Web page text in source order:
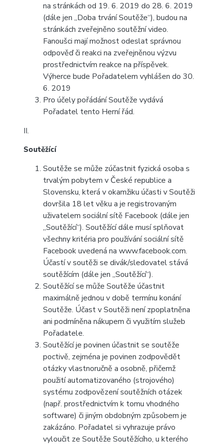
na stránkách od 19. 6. 2019 do 28. 6. 2019
(dále jen „Doba trvání Soutěže“), budou na
stránkách zveřejněno soutěžní video.
Fanoušci mají možnost odeslat správnou
odpověď či reakci na zveřejněnou výzvu
prostřednictvím reakce na příspěvek.
Výherce bude Pořadatelem vyhlášen do 30.
6. 2019
Pro účely pořádání Soutěže vydává
Pořadatel tento Herní řád.
II.
Soutěžící
Soutěže se může zúčastnit fyzická osoba s
trvalým pobytem v České republice a
Slovensku, která v okamžiku účasti v Soutěži
dovršila 18 let věku a je registrovaným
uživatelem sociální sítě Facebook (dále jen
„Soutěžící“). Soutěžící dále musí splňovat
všechny kritéria pro používání sociální sítě
Facebook uvedená na www.facebook.com.
Účastí v soutěži se divák/sledovatel stává
soutěžícím (dále jen „Soutěžící“).
Soutěžící se může Soutěže účastnit
maximálně jednou v době termínu konání
Soutěže. Účast v Soutěži není zpoplatněna
ani podmíněna nákupem či využitím služeb
Pořadatele.
Soutěžící je povinen účastnit se soutěže
poctivě, zejména je povinen zodpovědět
otázky vlastnoručně a osobně, přičemž
použití automatizovaného (strojového)
systému zodpovězení soutěžních otázek
(např. prostřednictvím k tomu vhodného
software) či jiným obdobným způsobem je
zakázáno. Pořadatel si vyhrazuje právo
vyloučit ze Soutěže Soutěžícího, u kterého